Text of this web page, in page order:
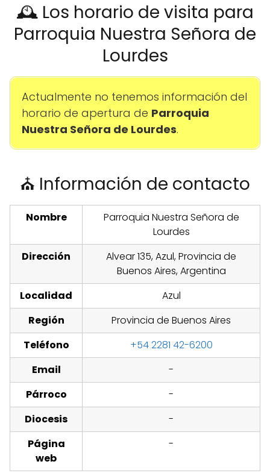
🕰️ Los horario de visita para
Parroquia Nuestra Señora de
Lourdes
Actualmente no tenemos información del
horario de apertura de Parroquia
Nuestra Señora de Lourdes.
⛪ Información de contacto
Nombre
Parroquia Nuestra Señora de
Lourdes
Dirección
Alvear 135, Azul, Provincia de
Buenos Aires, Argentina
Localidad
Azul
Región
Provincia de Buenos Aires
Teléfono
+54 2281 42-6200
Email
-
Párroco
-
Diocesis
-
Página
web
-